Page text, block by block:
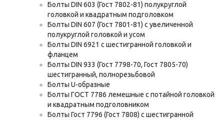
Болты DIN 603 (Гост 7802-81) полукруглой
головкой и квадратным подголовком
Болты DIN 607 (Гост 7801-81) с увеличенной
полукруглой головкой и усом
Болты DIN 6921 с шестигранной головкой и
фланцем
Болты DIN 933 (Гост 7798-70, Гост 7805-70)
шестигранный, полнорезьбовой
Болты U-образные
Болты ГОСТ 7786 лемешные с потайной головкой
и квадратным подголовником
Болты Гост 7796 (Гост 7808) с шестигранной